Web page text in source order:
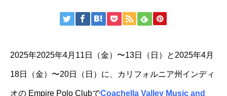
2025年2025年4月11日（金）〜13日（日）と2025年4月
18日（金）〜20日（日）に、カリフォルニア州インディ
オの Empire Polo ClubでCoachella Valley Music and